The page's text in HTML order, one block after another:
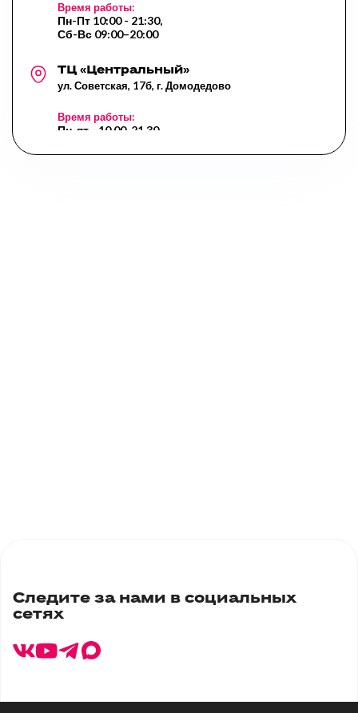
Время работы:
Пн-Пт 10:00 - 21:30,
Сб-Вс 09:00–20:00
ТЦ «Центральный»
ул. Советская, 17б, г. Домодедово
Время работы:
Пн-пт - 10.00-21.30,
Вс - 10.00-20.00,
Время работы:
Пн-Вс 10:00 - 22:00,
Следите за нами в социальных
сетях